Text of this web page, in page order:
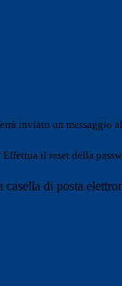
inviato un messaggio
il reset della
di posta